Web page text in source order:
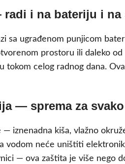
i na bateriju i na
sa ugrađenom punjicom
prostoru ili daleko
tokom celog radnog dana.
— sprema za
— iznenadna kiša, vlažno
vodom neće uništiti
— ova zaštita je više nego